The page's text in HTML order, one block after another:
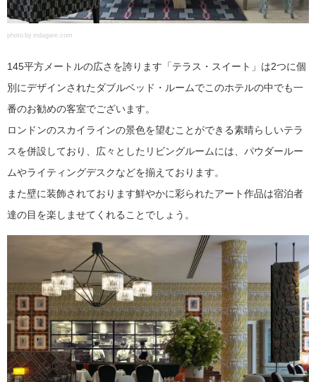
photo by indagare.com
145平方メートルの広さを誇ります「テラス・スイート」は2つに個
別にデザインされたダブルベッド・ルームでこのホテルの中でも一
番のお勧めの客室でございます。
ロンドンのスカイラインの景色を望むことができる素晴らしいテラ
スを併設しており、広々としたリビングルームには、パウダールー
ムやライティングデスクなどを揃えております。
また壁に装飾されております鮮やかに彩られたアート作品は宿泊者
達の目を楽しませてくれることでしょう。